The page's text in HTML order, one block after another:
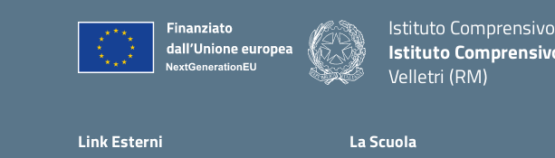
Istituto Comprensivo
Istituto
Velletri (RM)
Link Esterni La Scuola